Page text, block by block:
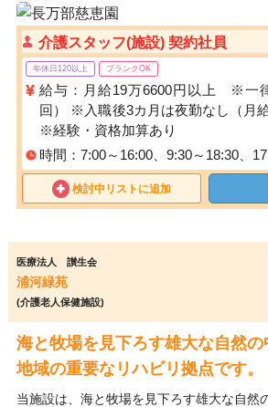
介護スタッフ(施設) 契約社員
年休日120以上 ブランクOK
給与：月給19万6600円以上 ※一
回） ※入職後3カ月は夜勤なし（月
※経験・資格加算あり
時間：7:00～16:00、9:30～18:30、
検討中リストに追加
医療法人 讃生会
浦河緑苑
(介護老人保健施設)
海と牧場を見下ろす雄大な自然の
地域の重要なリハビリ拠点です。
当施設は、海と牧場を見下ろす雄大な自然